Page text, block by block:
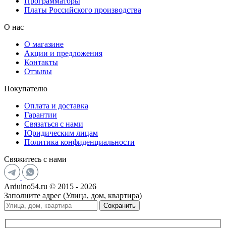
Платы Российского производства
О нас
О магазине
Акции и предложения
Контакты
Отзывы
Покупателю
Оплата и доставка
Гарантии
Связаться с нами
Юридическим лицам
Политика конфиденциальности
Свяжитесь с нами
Arduino54.ru © 2015 - 2026
Заполните адрес (Улица, дом, квартира)
Сохранить